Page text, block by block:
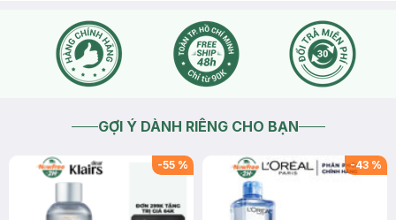
GỢI Ý DÀNH RIÊNG CHO BẠN
-55 % -43 %